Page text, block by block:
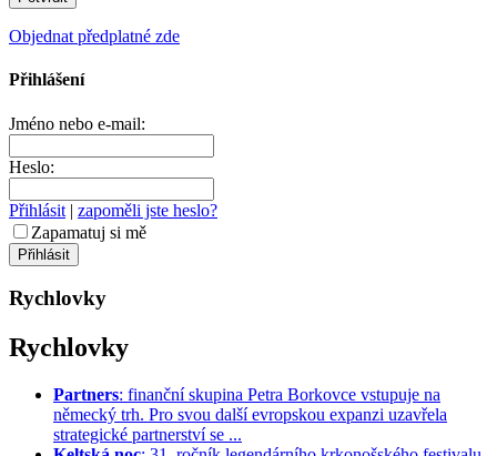
Objednat předplatné zde
Přihlášení
Jméno nebo e-mail:
Heslo:
Přihlásit | zapoměli jste heslo?
Zapamatuj si mě
Rychlovky
Rychlovky
Partners: finanční skupina Petra Borkovce vstupuje na
německý trh. Pro svou další evropskou expanzi uzavřela
strategické partnerství se ...